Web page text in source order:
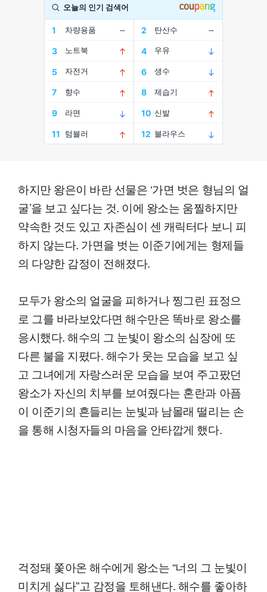
하지만 왕은이 바란 선물은 ‘가면 벗은 형님의 얼
굴’을 보고 싶다는 것. 이에 왕소는 움찔하지만
약속한 것도 있고 자존심이 센 캐릭터다 보니 피
하지 않는다. 가면을 벗는 이준기에게는 형제들
의 다양한 감정이 전해졌다.
모두가 왕소의 얼굴을 피하거나 찡그린 표정으
로 그를 바라보았다면 해수만은 똑바로 왕소를
응시했다. 해수의 그 눈빛이 왕소의 심장에 또
다른 불을 지폈다. 해수가 웃는 모습을 보고 싶
고 그녀에게 자랑스러운 모습을 보여 주고팠던
왕소가 자신의 치부를 보여줬다는 혼란과 아픔
이 이준기의 흔들리는 눈빛과 남몰래 떨리는 손
을 통해 시청자들의 마음을 안타깝게 했다.
걱정돼 쫓아온 해수에게 왕소는 “너의 그 눈빛이
미치게 싫다”고 감정을 토해낸다. 해수를 좋아하